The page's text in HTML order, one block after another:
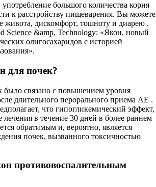
большого количества корня
к расстройству пищеварения. Вы можете
живота, дискомфорт, тошноту и диарею .
&amp, Technology: «Якон, новый
олигосахаридов с историей
для почек?
было связано с повышением уровня
длительного перорального приема AE .
что гипогликемический эффект,
в течение 30 дней в более раннем
обратимым и, вероятно, является
почек, вызванного токсичностью
противовоспалительным